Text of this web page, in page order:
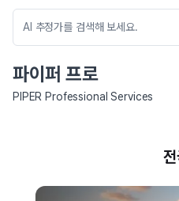
파이퍼 프로
PIPER Professional Services